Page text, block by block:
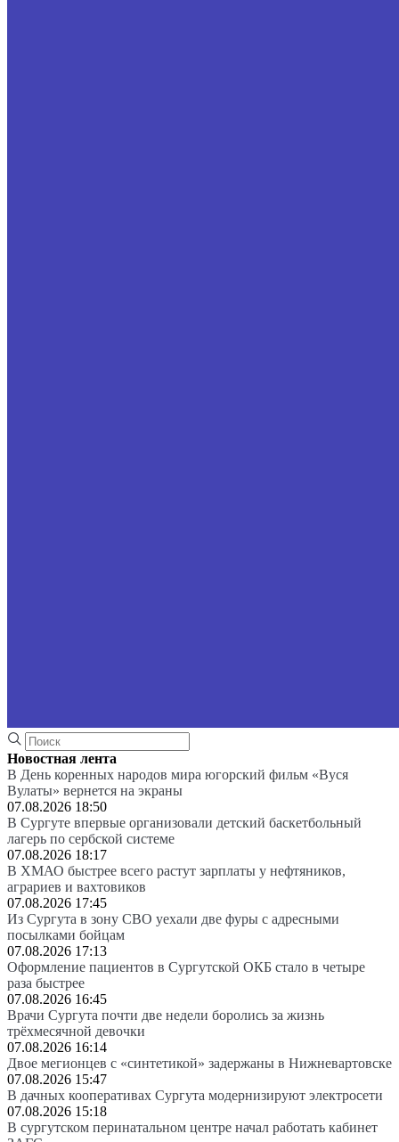
Новостная лента
В День коренных народов мира югорский фильм «Вуся
Вулаты» вернется на экраны
07.08.2026 18:50
В Сургуте впервые организовали детский баскетбольный
лагерь по сербской системе
07.08.2026 18:17
В ХМАО быстрее всего растут зарплаты у нефтяников,
аграриев и вахтовиков
07.08.2026 17:45
Из Сургута в зону СВО уехали две фуры с адресными
посылками бойцам
07.08.2026 17:13
Оформление пациентов в Сургутской ОКБ стало в четыре
раза быстрее
07.08.2026 16:45
Врачи Сургута почти две недели боролись за жизнь
трёхмесячной девочки
07.08.2026 16:14
Двое мегионцев с «синтетикой» задержаны в Нижневартовске
07.08.2026 15:47
В дачных кооперативах Сургута модернизируют электросети
07.08.2026 15:18
В сургутском перинатальном центре начал работать кабинет